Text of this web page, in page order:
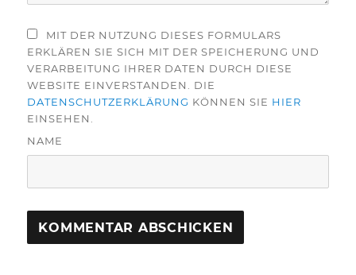
MIT DER NUTZUNG DIESES FORMULARS
ERKLÄREN SIE SICH MIT DER SPEICHERUNG UND
VERARBEITUNG IHRER DATEN DURCH DIESE
WEBSITE EINVERSTANDEN. DIE
DATENSCHUTZERKLÄRUNG KÖNNEN SIE HIER
EINSEHEN.
NAME